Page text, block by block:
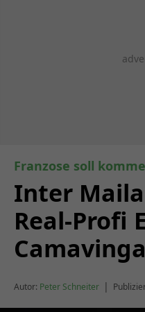
Franzose soll
Inter
Real-Profi
Autor: Peter Schneiter |